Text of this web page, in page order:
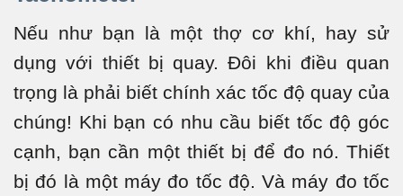
Nếu như bạn là một thợ cơ khí, hay sử
dụng với thiết bị quay. Đôi khi điều quan
trọng là phải biết chính xác tốc độ quay của
chúng! Khi bạn có nhu cầu biết tốc độ góc
cạnh, bạn cần một thiết bị để đo nó. Thiết
bị đó là một máy đo tốc độ. Và máy đo tốc